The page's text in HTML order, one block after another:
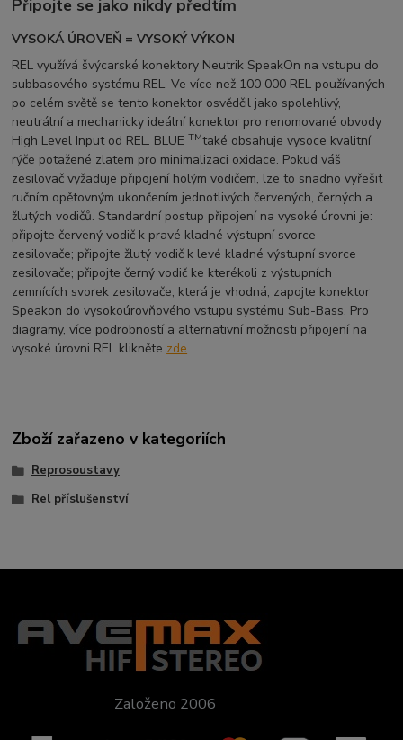
Připojte se jako nikdy předtím
VYSOKÁ ÚROVEŇ = VYSOKÝ VÝKON
REL využívá švýcarské konektory Neutrik SpeakOn na vstupu do
subbasového systému REL. Ve více než 100 000 REL používaných
po celém světě se tento konektor osvědčil jako spolehlivý,
neutrální a mechanicky ideální konektor pro renomované obvody
High Level Input od REL. BLUE TMtaké obsahuje vysoce kvalitní
rýče potažené zlatem pro minimalizaci oxidace. Pokud váš
zesilovač vyžaduje připojení holým vodičem, lze to snadno vyřešit
ručním opětovným ukončením jednotlivých červených, černých a
žlutých vodičů. Standardní postup připojení na vysoké úrovni je:
připojte červený vodič k pravé kladné výstupní svorce
zesilovače; připojte žlutý vodič k levé kladné výstupní svorce
zesilovače; připojte černý vodič ke kterékoli z výstupních
zemnících svorek zesilovače, která je vhodná; zapojte konektor
Speakon do vysokoúrovňového vstupu systému Sub-Bass. Pro
diagramy, více podrobností a alternativní možnosti připojení na
vysoké úrovni REL klikněte zde .
Zboží zařazeno v kategoriích
Reprosoustavy
Rel příslušenství
Založeno 2006